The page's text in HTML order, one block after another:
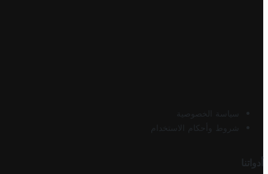
سياسة الخصوصية
شروط وأحكام الاستخدام
أدواتنا